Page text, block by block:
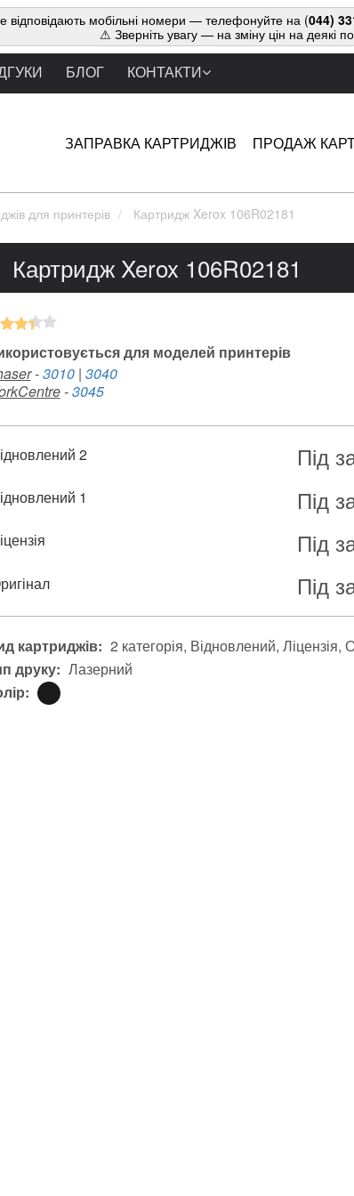
відповідають мобільні номери — телефонуйте на (044)
⚠ Зверніть увагу — на зміну цін на деякі
БЛОГ КОНТАКТИ
ЗАПРАВКА КАРТРИДЖІВ ПРОДАЖ
для принтерів Картридж Xerox 106R02181
Картридж Xerox 106R02181
для моделей принтерів
-3010| 3040
-3045
2 Під
1 Під
Під
Під
картриджів: 2 категорія Відновлений Ліцензія
друку: Лазерний